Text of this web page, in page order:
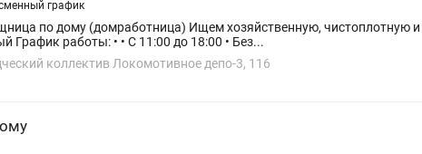
график
хозяйственную, чистоплотную и ответственную помощницу в семью на постоянную работу.
Район Кирпичный График работы: • • С 11:00 до 18:00 • Без...
коллектив Локомотивное депо-3, 116